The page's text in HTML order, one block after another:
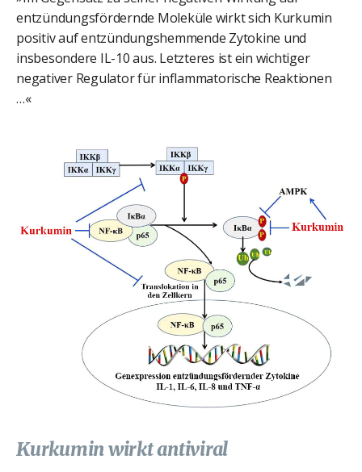
entzündungsfördernde Moleküle wirkt sich Kurkumin
positiv auf entzündungshemmende Zytokine und
insbesondere IL-10 aus. Letzteres ist ein wichtiger
negativer Regulator für inflammatorische Reaktionen
…«
Kurkumin wirkt antiviral